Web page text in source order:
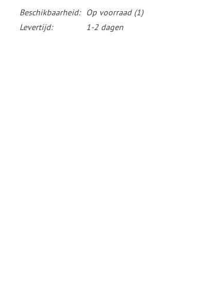
Beschikbaarheid: Op voorraad(1)
Levertijd:
1-2 dagen